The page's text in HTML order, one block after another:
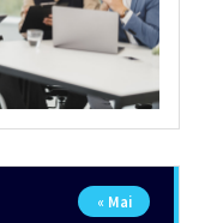
« Mai